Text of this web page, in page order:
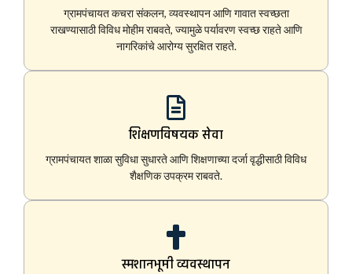
ग्रामपंचायत कचरा संकलन, व्यवस्थापन आणि गावात स्वच्छता
राखण्यासाठी विविध मोहीम राबवते, ज्यामुळे पर्यावरण स्वच्छ राहते आणि
नागरिकांचे आरोग्य सुरक्षित राहते.
शिक्षणविषयक सेवा
ग्रामपंचायत शाळा सुविधा सुधारते आणि शिक्षणाच्या दर्जा वृद्धीसाठी विविध
शैक्षणिक उपक्रम राबवते.
स्मशानभूमी व्यवस्थापन